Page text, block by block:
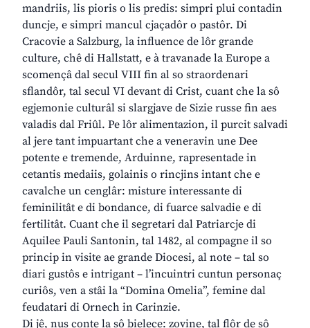
mandriis, lis pioris o lis predis: simpri plui contadin
duncje, e simpri mancul cjaçadôr o pastôr. Di
Cracovie a Salzburg, la influence de lôr grande
culture, chê di Hallstatt, e à travanade la Europe a
scomençâ dal secul VIII fin al so straordenari
sflandôr, tal secul VI devant di Crist, cuant che la sô
egjemonie culturâl si slargjave de Sizie russe fin aes
valadis dal Friûl. Pe lôr alimentazion, il purcit salvadi
al jere tant impuartant che a veneravin une Dee
potente e tremende, Arduinne, rapresentade in
cetantis medaiis, golainis o rincjins intant che e
cavalche un cenglâr: misture interessante di
feminilitât e di bondance, di fuarce salvadie e di
fertilitât. Cuant che il segretari dal Patriarcje di
Aquilee Pauli Santonin, tal 1482, al compagne il so
princip in visite ae grande Diocesi, al note – tal so
diari gustôs e intrigant – l’incuintri cuntun personaç
curiôs, ven a stâi la “Domina Omelia”, femine dal
feudatari di Ornech in Carinzie.
Di jê, nus conte la sô bielece: zovine, tal flôr de sô